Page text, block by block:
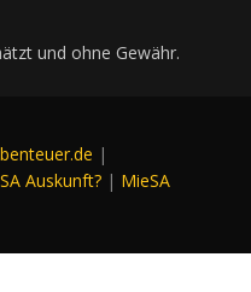
und ohne Gewähr.
|
Auskunft? | MieSA